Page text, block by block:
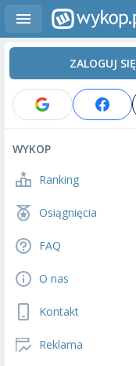
ZALOGUJ SIĘ
WYKOP
Ranking
Osiągnięcia
FAQ
O nas
Kontakt
Reklama